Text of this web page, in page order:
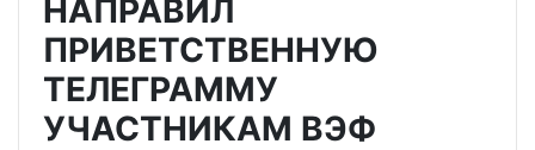
НАПРАВИЛ
ПРИВЕТСТВЕННУЮ
ТЕЛЕГРАММУ
УЧАСТНИКАМ ВЭФ